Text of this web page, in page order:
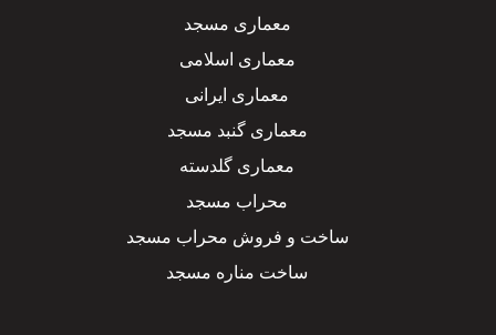
معماری مسجد
معماری اسلامی
معماری ایرانی
معماری گنبد مسجد
معماری گلدسته
محراب مسجد
ساخت و فروش محراب مسجد
ساخت مناره مسجد